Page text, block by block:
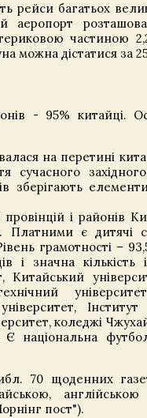
рейси багатьох
аеропорт
частиною
можна дістатися за
- 95% китайці.
на перетині
сучасного
зберігають
і районів
Платними є дитячі
грамотності –
і значна кількість
Китайський
коледжі
Є національна
70 щоденних
пост").